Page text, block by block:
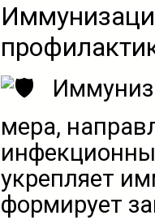
мера,
укрепляет
формирует